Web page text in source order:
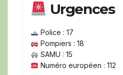
Urgences
Police : 17
Pompiers : 18
SAMU : 15
Numéro européen : 112